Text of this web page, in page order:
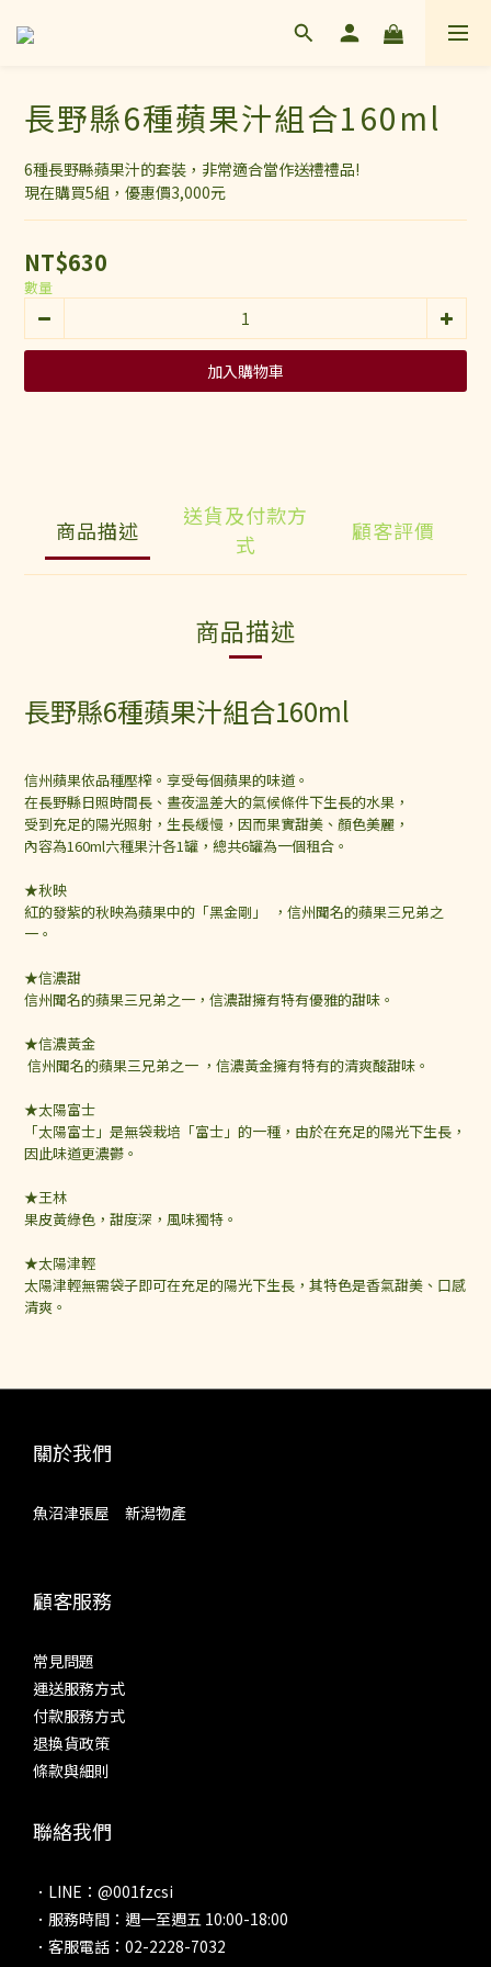
長野縣6種蘋果汁組合160ml
6種長野縣蘋果汁的套裝，非常適合當作送禮禮品!
現在購買5組，優惠價3,000元
NT$630
數量
加入購物車
商品描述
送貨及付款方
式
顧客評價
商品描述
長野縣6種蘋果汁組合160ml
信州蘋果依品種壓榨。享受每個蘋果的味道。
在長野縣日照時間長、晝夜溫差大的氣候條件下生長的水果，
受到充足的陽光照射，生長緩慢，因而果實甜美、顏色美麗，
內容為160ml六種果汁各1罐，總共6罐為一個租合。
★秋映
紅的發紫的秋映為蘋果中的「黑金剛」 ， 信州聞名的蘋果三兄弟之
一。
★信濃甜
信州聞名的蘋果三兄弟之一， 信濃甜擁有特有優雅的甜味。
★信濃黃金
信州聞名的蘋果三兄弟之一 ， 信濃黃金擁有特有的清爽酸甜味。
★太陽富士
「太陽富士」是無袋栽培「富士」的一種， 由於在充足的陽光下生長，
因此味道更濃鬱。
★王林
果皮黃綠色，甜度深，風味獨特。
★太陽津輕
太陽津輕無需袋子即可在充足的陽光下生長， 其特色是香氣甜美、口感
清爽。
關於我們
魚沼津張屋 新潟物產
顧客服務
常見問題
運送服務方式
付款服務方式
退換貨政策
條款與細則
聯絡我們
．LINE：@001fzcsi
．服務時間：週一至週五 10:00-18:00
．客服電話：02-2228-7032